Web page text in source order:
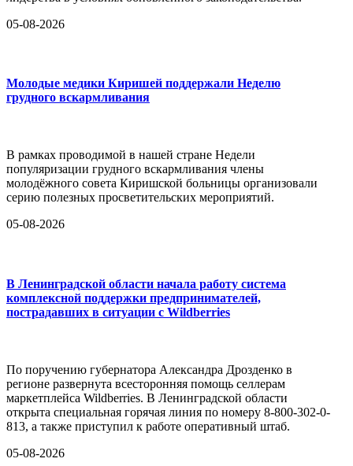
05-08-2026
Молодые медики Киришей поддержали Неделю
грудного вскармливания
В рамках проводимой в нашей стране Недели
популяризации грудного вскармливания члены
молодёжного совета Киришской больницы организовали
серию полезных просветительских мероприятий.
05-08-2026
В Ленинградской области начала работу система
комплексной поддержки предпринимателей,
пострадавших в ситуации с Wildberries
По поручению губернатора Александра Дрозденко в
регионе развернута всесторонняя помощь селлерам
маркетплейса Wildberries. В Ленинградской области
открыта специальная горячая линия по номеру 8-800-302-0-
813, а также приступил к работе оперативный штаб.
05-08-2026